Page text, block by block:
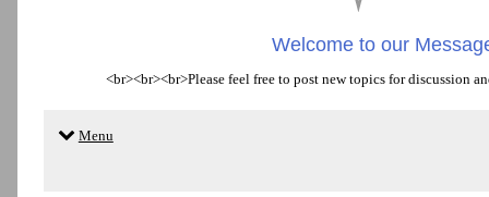
Welcome to our
<br><br><br>Please feel free to post new topics for discussion
Menu